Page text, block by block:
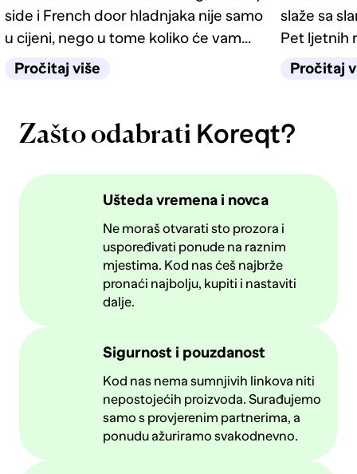
side i French door hladnjaka nije samo
u cijeni, nego u tome koliko će vam
život u kuhinji biti jednostavan
Pročitaj više
slaže sa
Pet ljetnih
kategorije
Pročitaj
Zašto odabrati Koreqt?
Ušteda vremena i novca
Ne moraš otvarati sto prozora i
uspoređivati ponude na raznim
mjestima. Kod nas ćeš najbrže
pronaći najbolju, kupiti i nastaviti
dalje.
Sigurnost i pouzdanost
Kod nas nema sumnjivih linkova niti
nepostojećih proizvoda. Surađujemo
samo s provjerenim partnerima, a
ponudu ažuriramo svakodnevno.